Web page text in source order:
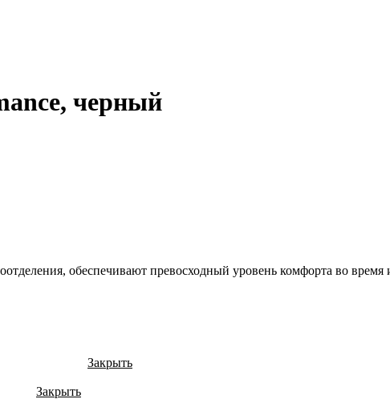
черный
обеспечивают превосходный уровень комфорта во
Закрыть
Закрыть